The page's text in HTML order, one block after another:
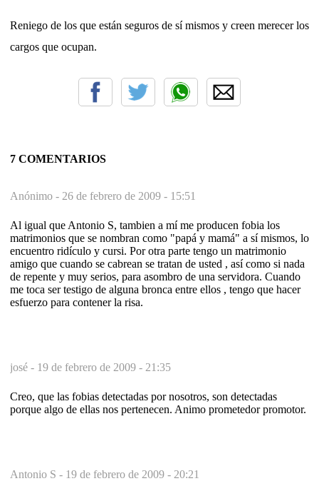
Reniego de los que están seguros de sí mismos y creen merecer los
cargos que ocupan.
7 COMENTARIOS
Anónimo - 26 de febrero de 2009 - 15:51
Al igual que Antonio S, tambien a mí me producen fobia los
matrimonios que se nombran como "papá y mamá" a sí mismos, lo
encuentro ridículo y cursi. Por otra parte tengo un matrimonio
amigo que cuando se cabrean se tratan de usted , así como si nada
de repente y muy serios, para asombro de una servidora. Cuando
me toca ser testigo de alguna bronca entre ellos , tengo que hacer
esfuerzo para contener la risa.
josé - 19 de febrero de 2009 - 21:35
Creo, que las fobias detectadas por nosotros, son detectadas
porque algo de ellas nos pertenecen. Animo prometedor promotor.
Antonio S - 19 de febrero de 2009 - 20:21